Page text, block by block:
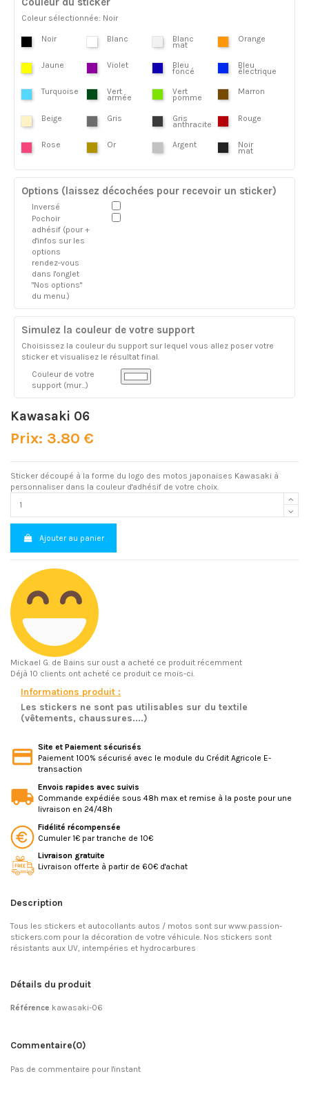
Coleur sélectionnée: Noir
Noir Blanc Blanc
mat
Orange
Jaune Violet Bleu
foncé
Bleu
électrique
Turquoise Vert
armée
Vert
pomme
Marron
Beige Gris Gris
anthracite
Rouge
Rose Or Argent Noir
mat
Options (laissez décochées pour recevoir un sticker)
Inversé
Pochoir
adhésif (pour +
d'infos sur les
options
rendez-vous
dans l'onglet
"Nos options"
du menu.)
Simulez la couleur de votre support
Choisissez la couleur du support sur lequel vous allez poser votre
sticker et visualisez le résultat final.
Couleur de votre
support (mur...)
Kawasaki 06
Prix: 3.80 €
Sticker découpé à la forme du logo des motos japonaises Kawasaki à
personnaliser dans la couleur d'adhésif de votre choix.
Ajouter au panier
Mickael G. de Bains sur oust a acheté ce produit récemment
Déjà 10 clients ont acheté ce produit ce mois-ci.
Informations produit :
Les stickers ne sont pas utilisables sur du textile
(vêtements, chaussures....)
Site et Paiement sécurisés
Paiement 100% sécurisé avec le module du Crédit Agricole E-
transaction
Envois rapides avec suivis
Commande expédiée sous 48h max et remise à la poste pour une
livraison en 24/48h
Fidélité récompensée
Cumuler 1€ par tranche de 10€
Livraison gratuite
Livraison offerte à partir de 60€ d'achat
Description
Tous les stickers et autocollants autos / motos sont sur www.passion-
stickers.com pour la décoration de votre véhicule. Nos stickers sont
résistants aux UV, intempéries et hydrocarbures
Détails du produit
Référence kawasaki-06
Commentaire(0)
Pas de commentaire pour l'instant